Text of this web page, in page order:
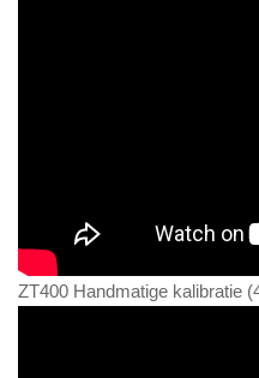
ZT400 Handmatige kalibratie